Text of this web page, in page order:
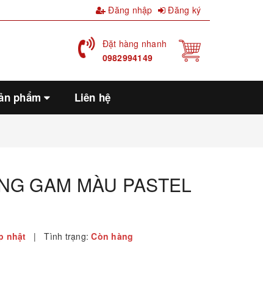
Đăng nhập Đăng ký
Đặt hàng nhanh
0982994149
phẩm Liên hệ
GAM MÀU PASTEL
nhật | Tình trạng: Còn hàng